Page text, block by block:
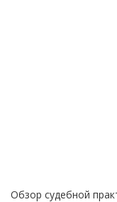
Обзор судебной